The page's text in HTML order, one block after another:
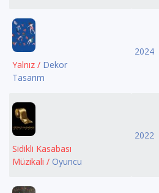
Yalnız / Dekor
Tasarım
2024
Sidikli Kasabası
Müzikali / Oyuncu
2022